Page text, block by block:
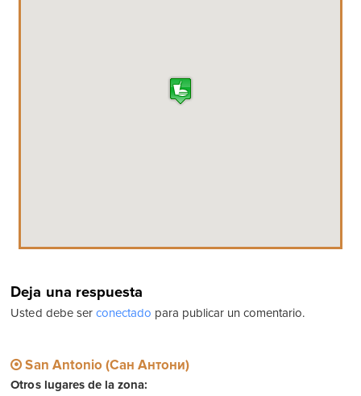
Deja una respuesta
Usted debe ser conectado para publicar un comentario.
San Antonio (Сан Антони)
Otros lugares de la zona: